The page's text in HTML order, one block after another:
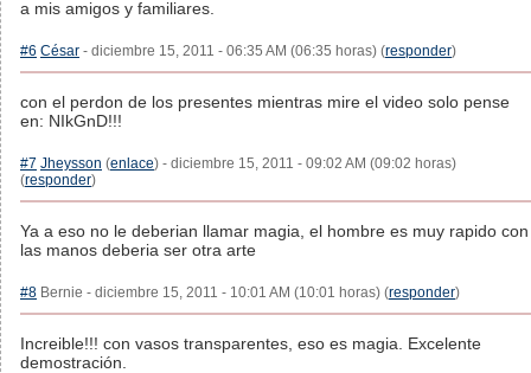
a mis amigos y familiares.
#6 César - diciembre 15, 2011 - 06:35 AM (06:35 horas) (responder)
con el perdon de los presentes mientras mire el video solo pense
en: NIkGnD!!!
#7 Jheysson (enlace) - diciembre 15, 2011 - 09:02 AM (09:02 horas)
(responder)
Ya a eso no le deberian llamar magia, el hombre es muy rapido con
las manos deberia ser otra arte
#8 Bernie - diciembre 15, 2011 - 10:01 AM (10:01 horas) (responder)
Increible!!! con vasos transparentes, eso es magia. Excelente
demostración.